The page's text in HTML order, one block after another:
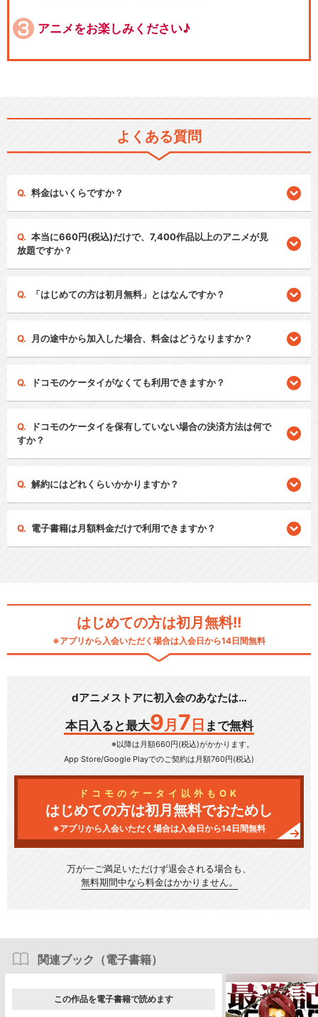
アニメをお楽しみください♪
よくある質問
料金はいくらですか？
本当に660円(税込)だけで、7,400作品以上のアニメが見
放題ですか？
「はじめての方は初月無料」とはなんですか？
月の途中から加入した場合、料金はどうなりますか？
ドコモのケータイがなくても利用できますか？
ドコモのケータイを保有していない場合の決済方法は何で
すか？
解約にはどれくらいかかりますか？
電子書籍は月額料金だけで利用できますか？
はじめての方は初月無料!!
※アプリから入会いただく場合は入会日から14日間無料
dアニメストアに初入会のあなたは…
本日入ると最大9 月 7 日 まで無料
※以降は月額660円(税込)がかかります。
App Store/Google Playでのご契約は月額760円(税込)
ドコモのケータイ以外もOK
はじめての方は初月無料でおためし
※アプリから入会いただく場合は入会日から14日間無料
万が一ご満足いただけず退会される場合も、
無料期間中なら料金はかかりません。
関連ブック（電子書籍）
この作品を電子書籍で読めます